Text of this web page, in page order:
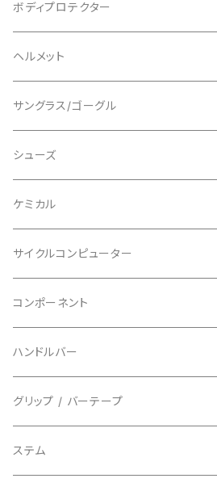
AENOMALY/アエノマリー
ALL MOUNTAIN STYLE
AVID/アヴィド
BAR MITTS/バーミッツ
BAZOOKA/バズーカ
BBB/ビービービー
BELL/ベル
BIKEHAND/バイクハンド
BIO RACER/ビオレーサー
BIKEYOKE/バイクヨーク
ジャージ
ロングスリーブ
ショートスリーブ
ジャケット
ショーツ
ビブタイプ
パンツ / タイツ
上下セット
グローブ
指切り
フルフィンガー
ソックス
シューズカバー
キャップ
その他
ボディプロテクター
エルボー/肘
ニー/膝
その他
ヘルメット
ロード
マウンテンバイク
フルフェイス
キッズ
サングラス/ゴーグル
アクセサリー
シューズ
ロード
グラベル
マウンテンバイク
フラットペダル用
ビンディングペダル用
インソール
ケミカル
サイクルコンピューター
ヘッドユニット
センサー
アクセサリー
コンポーネント
カセットスプロケット
シフターマウント
ステムスペーサー
ハンドルバー
ドロップハンドル
フラット/ライザーバー
グリップ / バーテープ
グリップ
ステム